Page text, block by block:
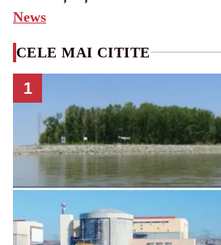
News
CELE MAI CITITE
1